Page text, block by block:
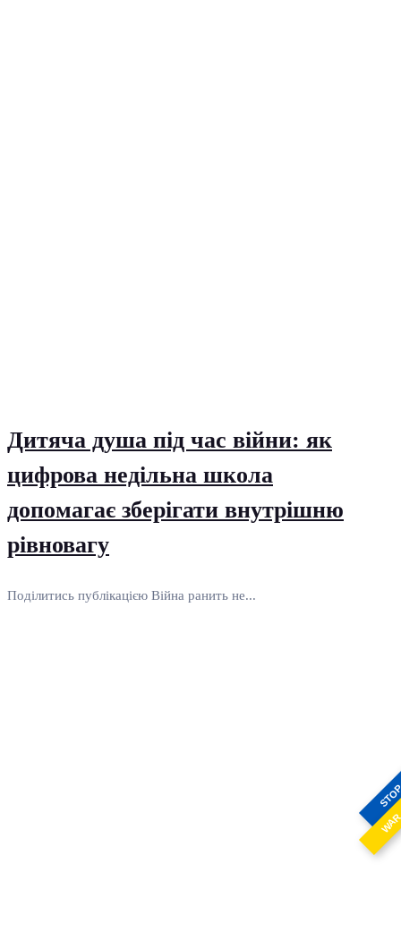
Дитяча душа під час війни: як
цифрова недільна школа
допомагає зберігати внутрішню
рівновагу
Поділитись публікацією Війна ранить не...